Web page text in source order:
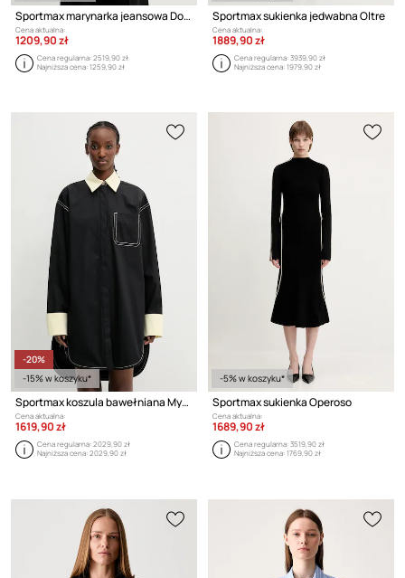
Sportmax marynarka jeansowa Domino
Cena aktualna:
1209,90 zł
Cena regularna:2519,90 zł
Najniższa cena:1259,90 zł
Sportmax sukienka jedwabna Oltre
Cena aktualna:
1889,90 zł
Cena regularna:3939,90 zł
Najniższa cena:1979,90 zł
-20%
-15% w koszyku*
Sportmax koszula bawełniana Myovid2
Cena aktualna:
1619,90 zł
Cena regularna:2029,90 zł
Najniższa cena:2029,90 zł
-5% w koszyku*
Sportmax sukienka Operoso
Cena aktualna:
1689,90 zł
Cena regularna:3519,90 zł
Najniższa cena:1769,90 zł